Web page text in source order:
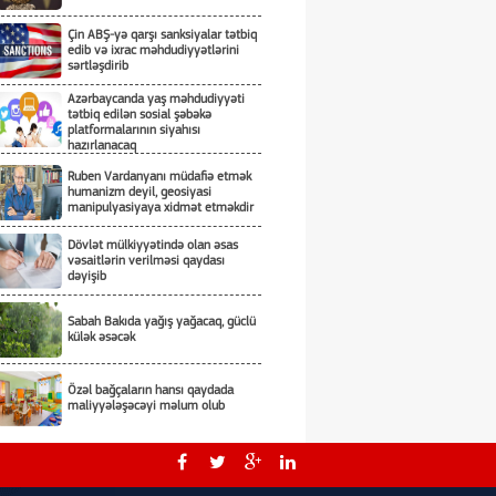
Çin ABŞ-yə qarşı sanksiyalar tətbiq
edib və ixrac məhdudiyyətlərini
sərtləşdirib
Azərbaycanda yaş məhdudiyyəti
tətbiq edilən sosial şəbəkə
platformalarının siyahısı
hazırlanacaq
Ruben Vardanyanı müdafiə etmək
humanizm deyil, geosiyasi
manipulyasiyaya xidmət etməkdir
Dövlət mülkiyyətində olan əsas
vəsaitlərin verilməsi qaydası
dəyişib
Sabah Bakıda yağış yağacaq, güclü
külək əsəcək
Özəl bağçaların hansı qaydada
maliyyələşəcəyi məlum olub
Rusiya Kiyevə hücumda kasetli
döyüş sursatlarından istifadə edib